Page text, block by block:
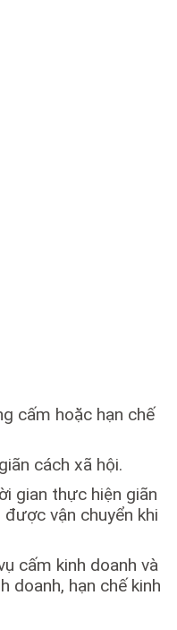
cấm hoặc hạn chế
cách xã hội.
gian thực hiện giãn
vận chuyển khi
cấm kinh doanh và
doanh, hạn chế kinh